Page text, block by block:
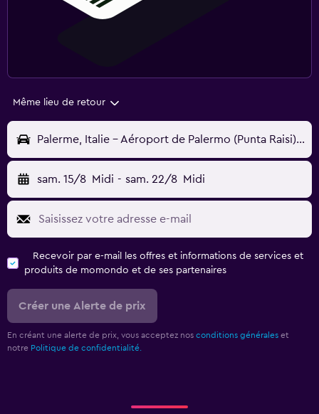
Même lieu de retour
Palerme, Italie - Aéroport de Palermo (Punta Raisi) (PMO)
sam. 15/8 Midi - sam. 22/8 Midi
Recevoir par e-mail les offres et informations de services et
produits de momondo et de ses partenaires
Créer une Alerte de prix
En créant une alerte de prix, vous acceptez nos conditions générales et
notre Politique de confidentialité.